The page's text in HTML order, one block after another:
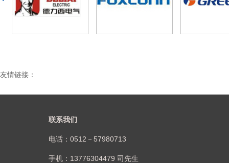
友情链接：
联系我们
电话：0512－57980713
手机：13776304479 司先生